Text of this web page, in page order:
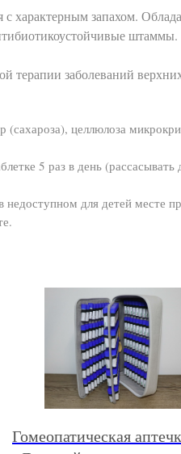
с характерным запахом.
штаммы.
терапии заболеваний
(сахароза), целлюлоза
5 раз в день
недоступном для детей
Гомеопатическая